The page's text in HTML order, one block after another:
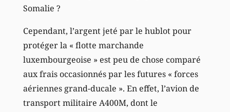
Somalie ?
Cependant, l’argent jeté par le hublot pour
protéger la « flotte marchande
luxembourgeoise » est peu de chose comparé
aux frais occasionnés par les futures « forces
aériennes grand-ducale ». En effet, l’avion de
transport militaire A400M, dont le